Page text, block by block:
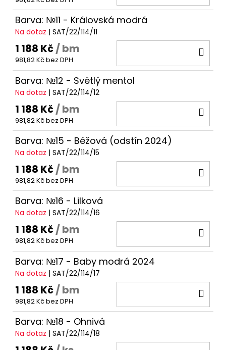
Barva: №11 - Královská modrá
Na dotaz | SAT/22/114/11
1 188 Kč/ bm
981,82 Kč bez DPH
Barva: №12 - Světlý mentol
Na dotaz | SAT/22/114/12
1 188 Kč/ bm
981,82 Kč bez DPH
Barva: №15 - Béžová (odstín 2024)
Na dotaz | SAT/22/114/15
1 188 Kč/ bm
981,82 Kč bez DPH
Barva: №16 - Lilková
Na dotaz | SAT/22/114/16
1 188 Kč/ bm
981,82 Kč bez DPH
Barva: №17 - Baby modrá 2024
Na dotaz | SAT/22/114/17
1 188 Kč/ bm
981,82 Kč bez DPH
Barva: №18 - Ohnivá
Na dotaz | SAT/22/114/18